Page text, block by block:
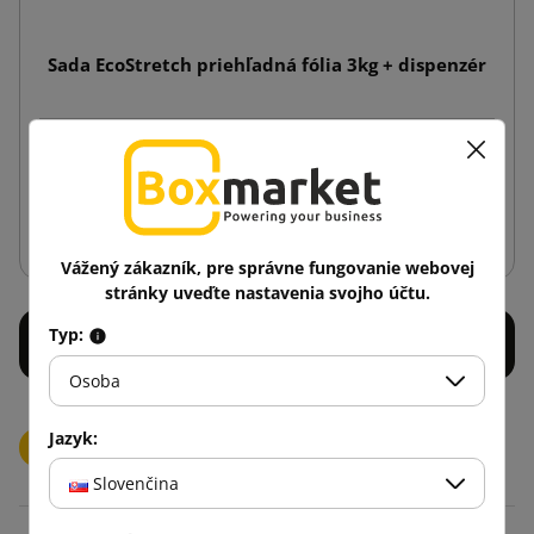
Sada EcoStretch priehľadná fólia 3kg + dispenzér
od 41,26 €
Vložiť do košíka
Mini-Rap-Stretchfólia
Vážený zákazník, pre správne fungovanie webovej
stránky uveďte nastavenia svojho účtu.
Typ:
Osoba
Jazyk:
Slovenčina